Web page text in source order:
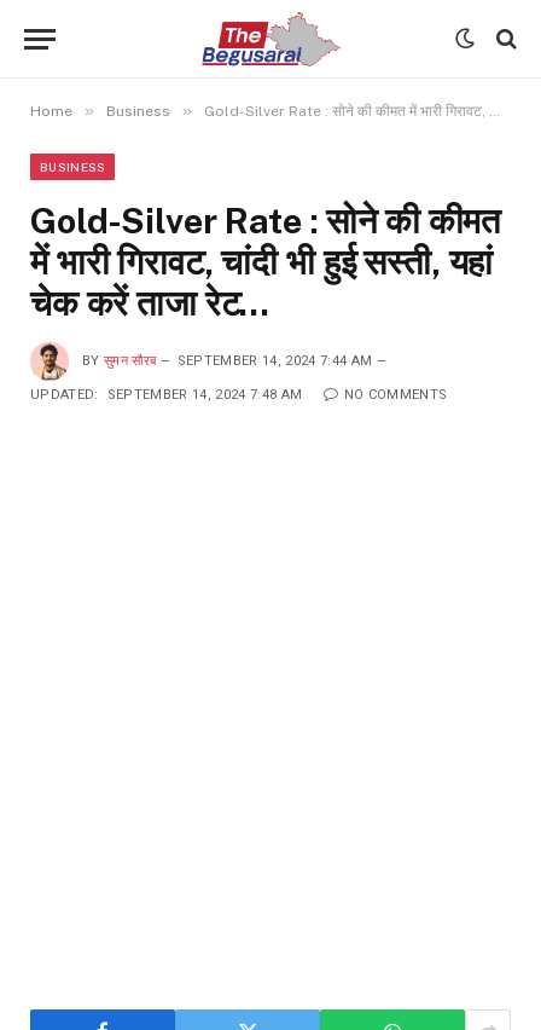
Home » Business » Gold-Silver Rate : सोने की कीमत में भारी गिरावट, चांदी भी हुई सस्ती, यहां चेक करें ताजा रेट…
BUSINESS
Gold-Silver Rate : सोने की कीमत
में भारी गिरावट, चांदी भी हुई सस्ती, यहां
चेक करें ताजा रेट…
BY सुमन सौरब SEPTEMBER 14, 2024 7:44 AM
UPDATED: SEPTEMBER 14, 2024 7:48 AM NO COMMENTS